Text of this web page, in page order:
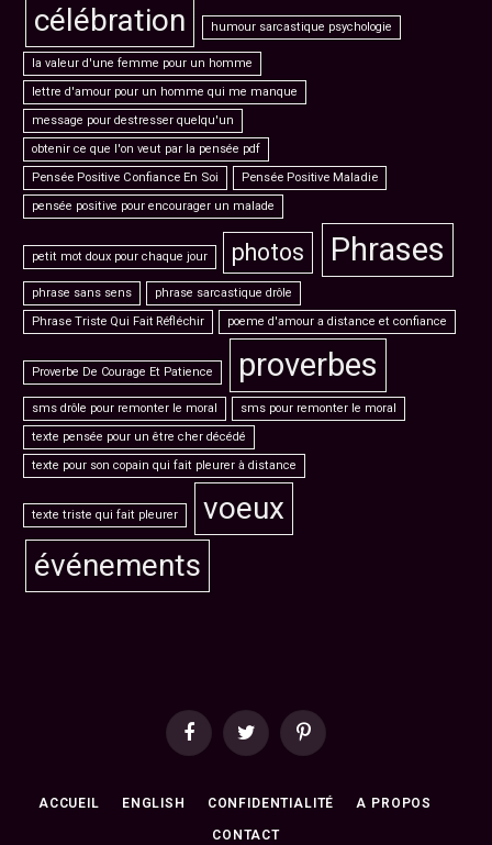
célébration humour sarcastique psychologie
la valeur d'une femme pour un homme
lettre d'amour pour un homme qui me manque
message pour destresser quelqu'un
obtenir ce que l'on veut par la pensée pdf
Pensée Positive Confiance En Soi
Pensée Positive Maladie
pensée positive pour encourager un malade
petit mot doux pour chaque jour photos Phrases
phrase sans sens
phrase sarcastique drôle
Phrase Triste Qui Fait Réfléchir
poeme d'amour a distance et confiance
Proverbe De Courage Et Patience proverbes
sms drôle pour remonter le moral
sms pour remonter le moral
texte pensée pour un être cher décédé
texte pour son copain qui fait pleurer à distance
texte triste qui fait pleurer
voeux
événements
FacebookTwitter Pinterest
ACCUEIL ENGLISH CONFIDENTIALITÉ A PROPOS
CONTACT